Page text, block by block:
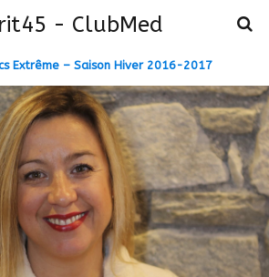
- ClubMed
Extrême – Saison Hiver 2016-2017